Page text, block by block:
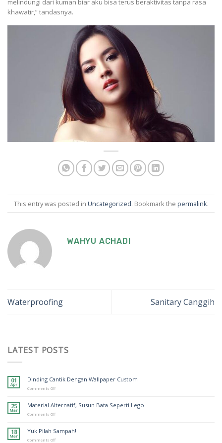
melindungi dari kuman biar aku bisa terus beraktivitas tanpa rasa
khawatir,” tandasnya.
This entry was posted in Uncategorized. Bookmark the permalink.
WAHYU ACHADI
Waterproofing Sanitary Canggih
LATEST POSTS
01
Apr
Dinding Cantik Dengan Wallpaper Custom
Comments Offon
Dengan
Wallpaper
25
Mar
Material Alternatif, Susun Bata Seperti Lego
Comments Offon
Susun
Bata
18
Mar
Yuk Pilah Sampah!
Comments Offon